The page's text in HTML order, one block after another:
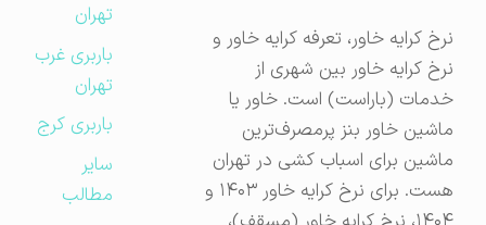
نرخ کرایه خاور، تعرفه کرایه خاور و
نرخ کرایه خاور بین شهری از
خدمات (باراست) است. خاور یا
ماشین خاور بنز پرمصرف‌ترین
ماشین برای اسباب کشی در تهران
هست. برای نرخ کرایه خاور ۱۴۰۳ و
تهران
باربری غرب
تهران
باربری کرج
مطالب